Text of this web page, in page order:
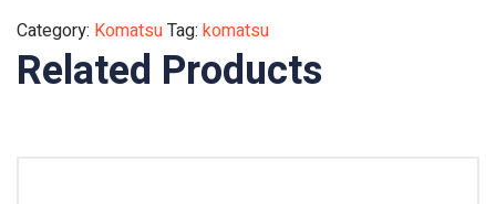
Category: KomatsuTag: komatsu
Related Products